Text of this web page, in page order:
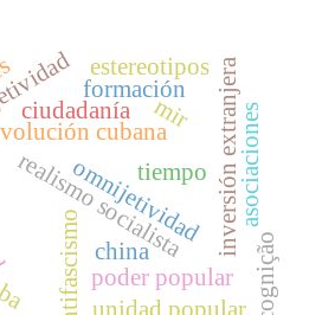
omnijetividad
cubana
tiempo
realismo socialista
china inversión extranjera
ciudadanía
formación
antifascismo
asociaciones
estereotipos
cognição
poder popular
mir
unidad popular